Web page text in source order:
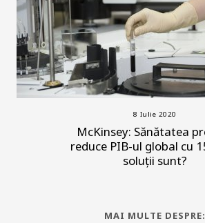
8 Iulie 2020
McKinsey: Sănătatea
reduce PIB-ul global cu
soluții sunt?
MAI MULTE DESPRE: